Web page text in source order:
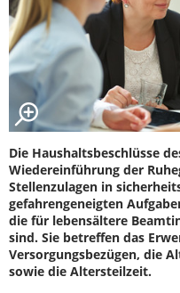
Die Haushaltsbeschlüsse
Wiedereinführung der
Stellenzulagen in
gefahrengeneigten
die für lebensältere
sind. Sie betreffen das
Versorgungsbezügen, die
sowie die Altersteilzeit.